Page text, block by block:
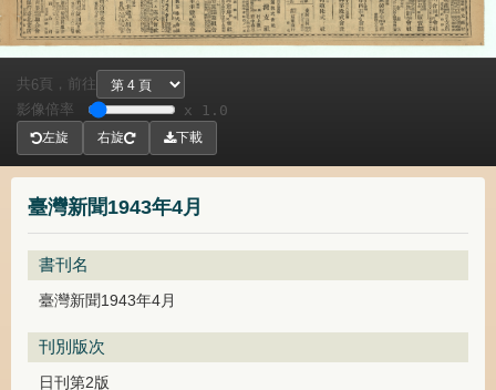
臺灣新聞1943年4月
書刊名
臺灣新聞1943年4月
刊別版次
日刊第2版
共 6頁， 前往
影像倍率
x 1.0
左旋 右旋 下載